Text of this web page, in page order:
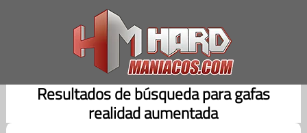
Resultados de búsqueda para gafas
realidad aumentada